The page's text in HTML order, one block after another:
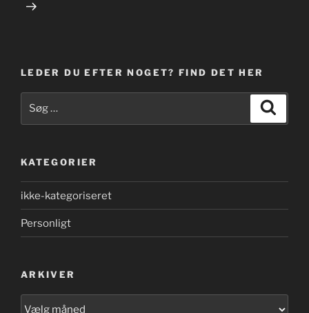
LEDER DU EFTER NOGET? FIND DET HER
efter:
KATEGORIER
ikke-kategoriseret
Personligt
ARKIVER